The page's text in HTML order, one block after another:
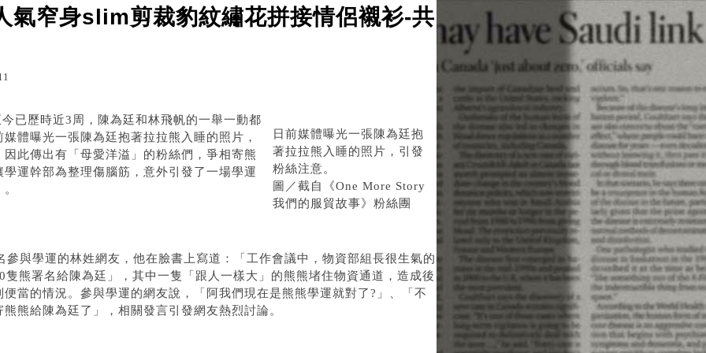
氣窄身slim剪裁豹紋繡花拼接情侶襯衫-共
日前媒體曝光一張陳為廷抱
著拉拉熊入睡的照片，引發
粉絲注意。
圖／截自《One More Story
我們的服貿故事》粉絲團
已歷時近3周，陳為廷和林飛帆的一舉一動都
體曝光一張陳為廷抱著拉拉熊入睡的照片，
因此傳出有「母愛洋溢」的粉絲們，爭相寄熊
學運幹部為整理傷腦筋，意外引發了一場學運
參與學運的林姓網友，他在臉書上寫道：「工作會議中，物資部組長很生氣的
隻熊署名給陳為廷」，其中一隻「跟人一樣大」的熊熊堵住物資通道，造成後
便當的情況。參與學運的網友說，「阿我們現在是熊熊學運就對了?」、「不
熊給陳為廷了」，相關發言引發網友熱烈討論。